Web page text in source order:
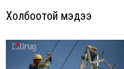
Холбоотой мэдээ